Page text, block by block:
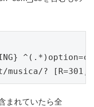
まれていたら全